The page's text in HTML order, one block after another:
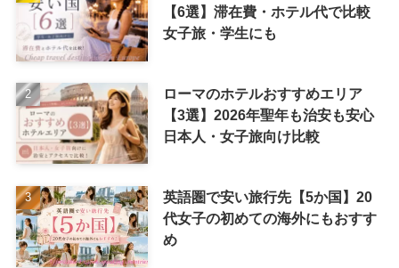
【6選】滞在費・ホテル代で比較
女子旅・学生にも
ローマのホテルおすすめエリア
【3選】2026年聖年も治安も安心
日本人・女子旅向け比較
英語圏で安い旅行先【5か国】20
代女子の初めての海外にもおすす
め